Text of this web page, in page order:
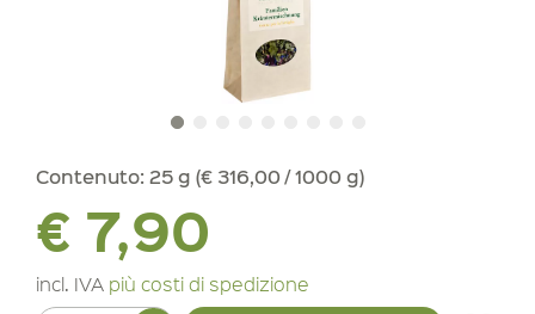
Contenuto: 25 g (€ 316,00 / 1000 g)
€ 7,90
incl. IVA più costi di spedizione